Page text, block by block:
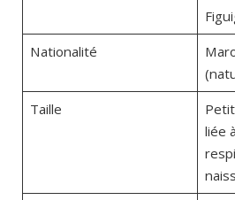
Nationalité
Taille
liée